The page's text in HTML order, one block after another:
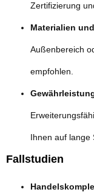
Zertifizierung
Materialien
Außenbereich
empfohlen.
Ihnen auf lange
Fallstudien